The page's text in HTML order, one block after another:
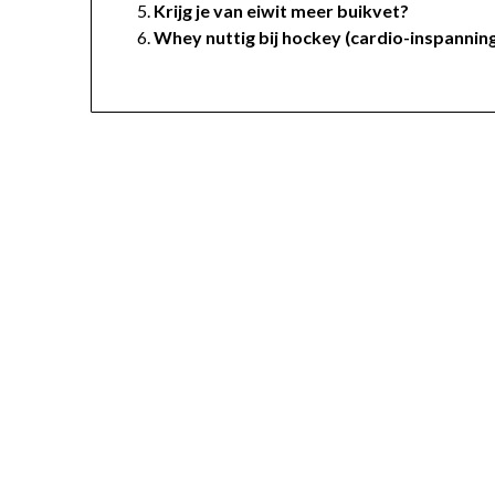
Krijg je van eiwit meer buikvet?
Whey nuttig bij hockey (cardio-